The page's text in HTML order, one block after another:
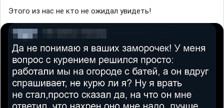
Этого из нас не кто не ожидал увидеть!